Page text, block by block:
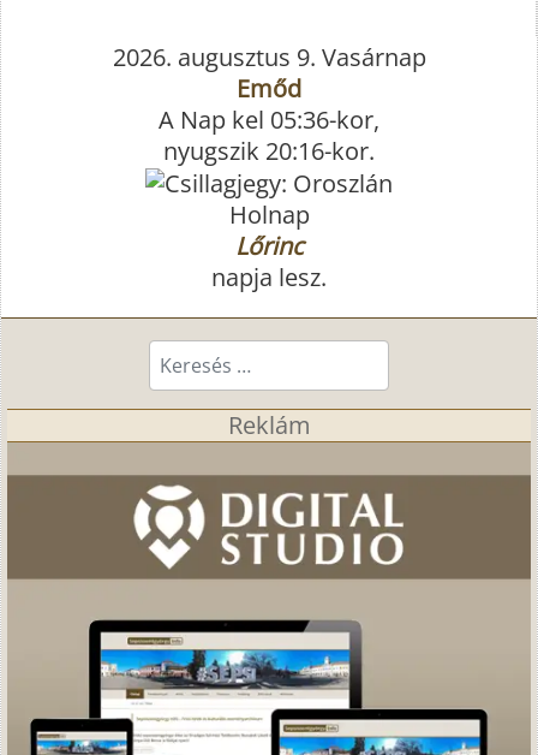
2026. augusztus 9. Vasárnap
Emőd
A Nap kel 05:36-kor,
nyugszik 20:16-kor.
Holnap
Lőrinc
napja lesz.
Keresés...
Reklám